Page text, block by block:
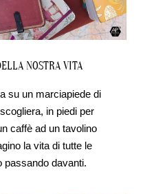
NOSTRA VITA
su un marciapiede di
in piedi per
caffè ad un tavolino
la vita di tutte le
passando davanti.